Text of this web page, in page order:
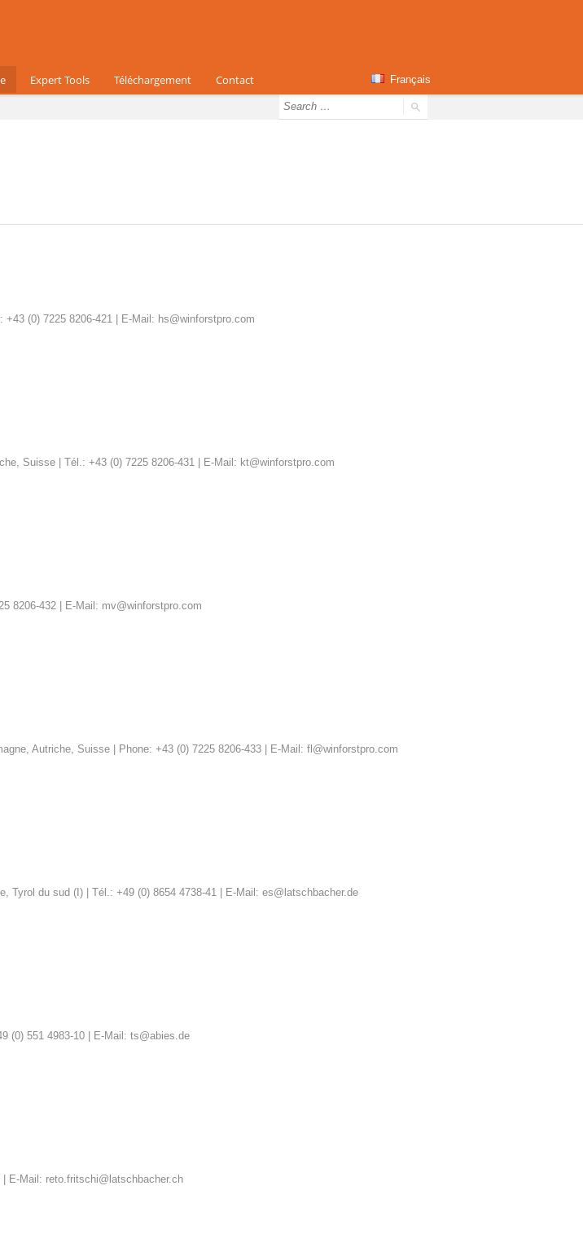
Expert Tools Téléchargement Contact Français
(0) 7225 8206-421 | E-Mail: hs@winforstpro.com
Suisse | Tél.: +43 (0) 7225 8206-431 | E-Mail: kt@winforstpro.com
8206-432 | E-Mail: mv@winforstpro.com
Autriche, Suisse | Phone: +43 (0) 7225 8206-433 | E-Mail: fl@winforstpro.com
Tyrol du sud (I) | Tél.: +49 (0) 8654 4738-41 | E-Mail: es@latschbacher.de
(0) 551 4983-10 | E-Mail: ts@abies.de
E-Mail: reto.fritschi@latschbacher.ch